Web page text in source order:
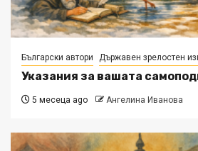
Български автори Държавен зрелостен
Указания за вашата
5 месеца ago Ангелина Иванова